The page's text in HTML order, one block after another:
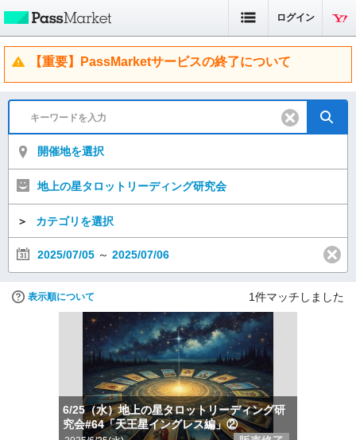
ログイン
【重要】PassMarketサービスの終了について
開催地を選択
地上の星タロットリーディング研究会
＞ カテゴリを選択
2025/07/05 ～ 2025/07/06
表示順について 1件マッチしました
6/25（水）地上の星タロットリーディング研
究会#64「天王星イングレス編」②